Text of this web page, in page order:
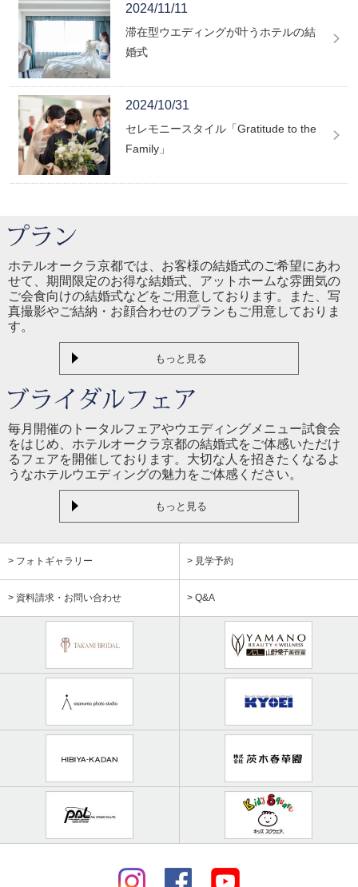
2024/11/11
滞在型ウエディングが叶うホテルの結
婚式
2024/10/31
セレモニースタイル「Gratitude to the
Family」
ホテルオークラ京都では、お客様の結婚式のご希望にあわ
せて、期間限定のお得な結婚式、アットホームな雰囲気の
ご会食向けの結婚式などをご用意しております。また、写
真撮影やご結納・お顔合わせのプランもご用意しておりま
す。
もっと見る
毎月開催のトータルフェアやウエディングメニュー試食会
をはじめ、ホテルオークラ京都の結婚式をご体感いただけ
るフェアを開催しております。大切な人を招きたくなるよ
うなホテルウエディングの魅力をご体感ください。
もっと見る
> フォトギャラリー > 見学予約
> 資料請求・お問い合わせ > Q&A